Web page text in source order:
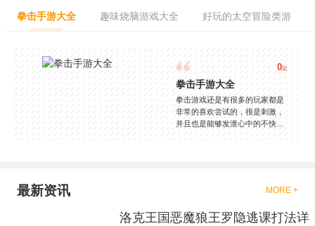
拳击手游大全 趣味烧脑游戏大全 好玩的太空冒险类游
0款
拳击手游大全
拳击游戏还是有很多的玩家都是
非常的喜欢尝试的，很是刺激，
并且也是能够发泄心中的不快
够去进行体验的，我们也是能够
就是收集了一些有意思的拳击游
最新资讯 MORE +
洛克王国恶魔狼王罗隐逃课打法详